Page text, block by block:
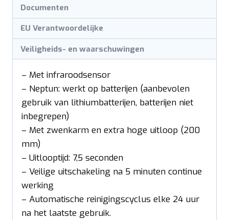
Documenten
EU Verantwoordelijke
Veiligheids- en waarschuwingen
– Met infraroodsensor
– Neptun: werkt op batterijen (aanbevolen
gebruik van lithiumbatterijen, batterijen niet
inbegrepen)
– Met zwenkarm en extra hoge uitloop (200
mm)
– Uitlooptijd: 7,5 seconden
– Veilige uitschakeling na 5 minuten continue
werking
– Automatische reinigingscyclus elke 24 uur
na het laatste gebruik.